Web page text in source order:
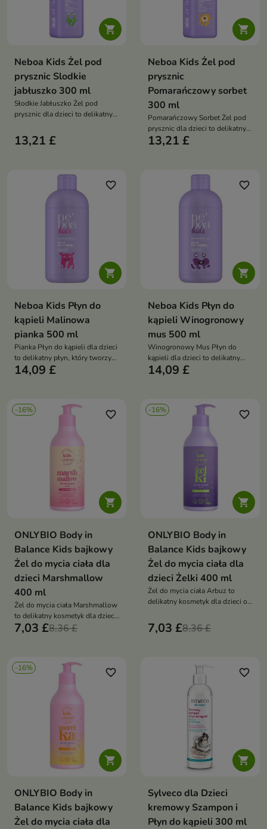

Neboa Kids Żel pod
prysznic Slodkie
jabłuszko 300 ml
Słodkie Jabłuszko Żel pod
prysznic dla dzieci to delikatny
pielęgnuje wrażliwą skórę
dziecka, pozostawiając ją miękką
13,21 £

Neboa Kids Żel pod
prysznic
Pomarańczowy sorbet
300 ml
Pomarańczowy Sorbet Żel pod
prysznic dla dzieci to delikatny
kosmetyk, który oczyszcza,
13,21 £

favorite_border
Neboa Kids Płyn do
kąpieli Malinowa
pianka 500 ml
Pianka Płyn do kąpieli dla dzieci
to delikatny płyn, który tworzy
puszystą pianę, oczyszcza skórę
14,09 £

favorite_border
Neboa Kids Płyn do
kąpieli Winogronowy
mus 500 ml
Winogronowy Mus Płyn do
kąpieli dla dzieci to delikatny
płyn, który tworzy puszystą
aromatem winogron
14,09 £
-16%

favorite_border
ONLYBIO Body in
Balance Kids bajkowy
Żel do mycia ciała dla
dzieci Marshmallow
400 ml
Żel do mycia ciała Marshmallow
to delikatny kosmetyk dla dzieci
od 1. roku życia, który łagodnie
piankami
7,03 £8,36 £
-16%

favorite_border
ONLYBIO Body in
Balance Kids bajkowy
Żel do mycia ciała dla
dzieci Żelki 400 ml
Żel do mycia ciała Arbuz to
delikatny kosmetyk dla dzieci od
oczyszcza, nawilża i chroni
wrażliwą skórę, pozostawiając ją
7,03 £8,36 £
-16%

favorite_border
ONLYBIO Body in
Balance Kids bajkowy
Żel do mycia ciała dla

favorite_border
Sylveco dla Dzieci
kremowy Szampon i
Płyn do kąpieli 300 ml